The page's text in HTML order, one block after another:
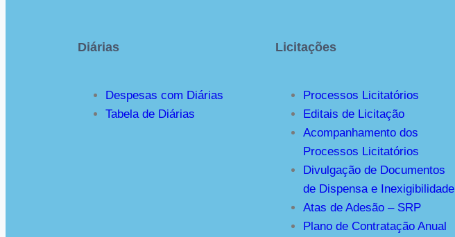
Diárias
Despesas com Diárias
Tabela de Diárias
Licitações
Processos Licitatórios
Editais de Licitação
Acompanhamento dos
Processos Licitatórios
Divulgação de Documentos
de Dispensa e Inexigibilidade
Atas de Adesão – SRP
Plano de Contratação Anual